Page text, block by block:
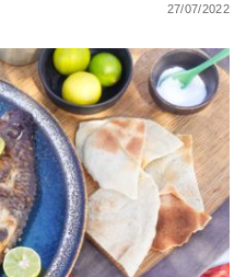
27/07/2022